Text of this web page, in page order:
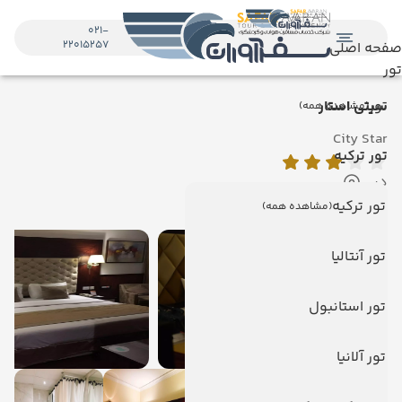
صفحه اصلی
تور
تور(مشاهده همه)
تور ترکیه
تور ترکیه(مشاهده همه)
تور آنتالیا
تور استانبول
تور آلانیا
021-
22015257
سیتی استار
City Star
دبی
نمایش روی نقشه